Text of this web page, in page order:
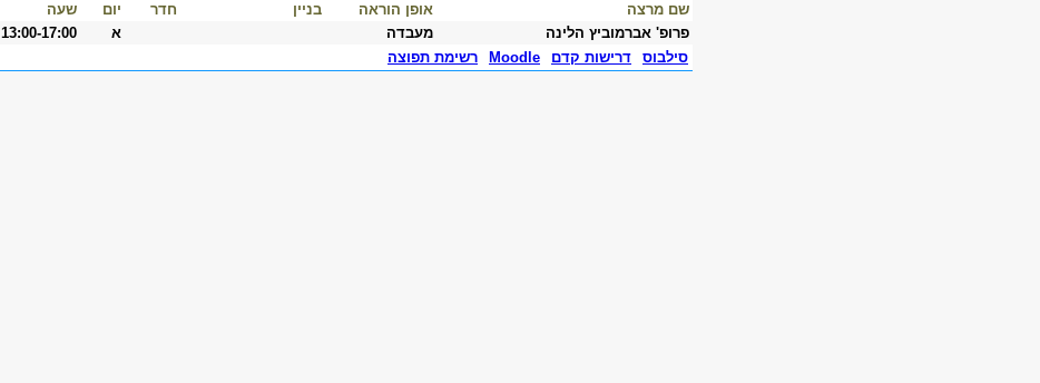
שם מרצה אופן הוראה בניין חדר יום שעה
פרופ' אברמוביץ הלינה
מעבדה א 13:00-17:00
סילבוס
דרישות קדם Moodle רשימת תפוצה